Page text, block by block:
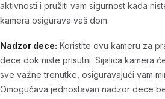
aktivnosti i pružiti vam sigurnost kada
kamera osigurava vaš dom.
Nadzor dece: Koristite ovu kameru za
dece dok niste prisutni. Sijalica kamera
sve važne trenutke, osiguravajući vam
Omogućava jednostavan nadzor dece